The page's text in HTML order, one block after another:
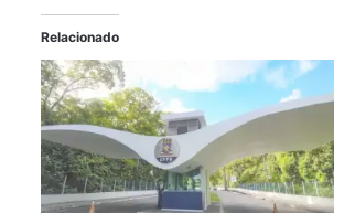
Relacionado